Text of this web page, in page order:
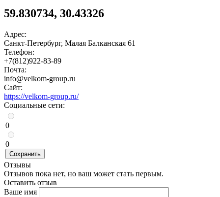
59.830734, 30.43326
Адрес:
Санкт-Петербург, Малая Балканская 61
Телефон:
+7(812)922-83-89
Почта:
info@velkom-group.ru
Сайт:
https://velkom-group.ru/
Социальные сети:
0
0
Сохранить
Отзывы
Отзывов пока нет, но ваш может стать первым.
Оставить отзыв
Ваше имя